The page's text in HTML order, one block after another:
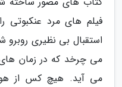
فیلم های مرد
استقبال بی نظیری روبرو
می چرخد که در زمان های
می آید. هیچ کس از